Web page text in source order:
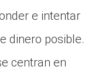
e intentar
dinero posible.
centran en